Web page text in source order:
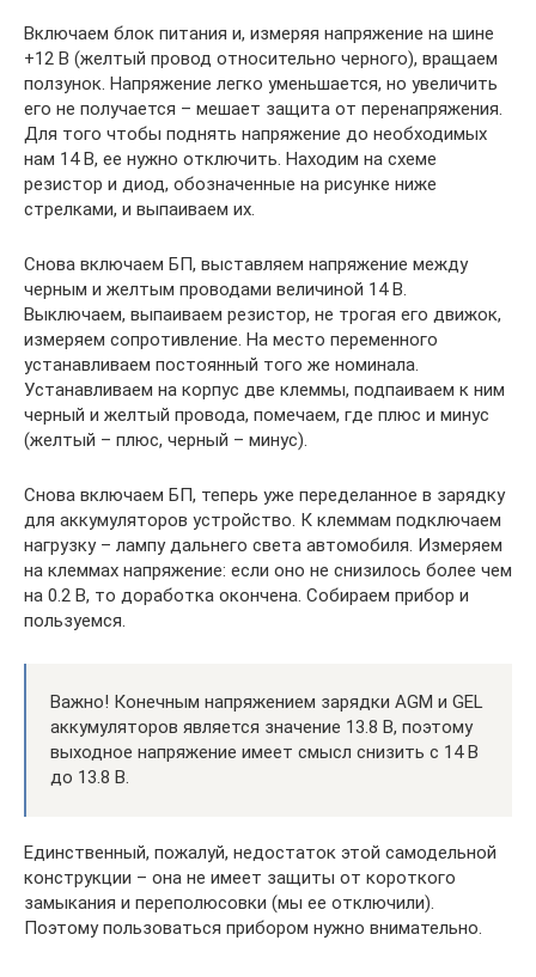
Включаем блок питания и, измеряя напряжение на шине
+12 В (желтый провод относительно черного), вращаем
ползунок. Напряжение легко уменьшается, но увеличить
его не получается – мешает защита от перенапряжения.
Для того чтобы поднять напряжение до необходимых
нам 14 В, ее нужно отключить. Находим на схеме
резистор и диод, обозначенные на рисунке ниже
стрелками, и выпаиваем их.
Снова включаем БП, выставляем напряжение между
черным и желтым проводами величиной 14 В.
Выключаем, выпаиваем резистор, не трогая его движок,
измеряем сопротивление. На место переменного
устанавливаем постоянный того же номинала.
Устанавливаем на корпус две клеммы, подпаиваем к ним
черный и желтый провода, помечаем, где плюс и минус
(желтый – плюс, черный – минус).
Снова включаем БП, теперь уже переделанное в зарядку
для аккумуляторов устройство. К клеммам подключаем
нагрузку – лампу дальнего света автомобиля. Измеряем
на клеммах напряжение: если оно не снизилось более чем
на 0.2 В, то доработка окончена. Собираем прибор и
пользуемся.
Важно! Конечным напряжением зарядки AGM и GEL
аккумуляторов является значение 13.8 В, поэтому
выходное напряжение имеет смысл снизить с 14 В
до 13.8 В.
Единственный, пожалуй, недостаток этой самодельной
конструкции – она не имеет защиты от короткого
замыкания и переполюсовки (мы ее отключили).
Поэтому пользоваться прибором нужно внимательно.